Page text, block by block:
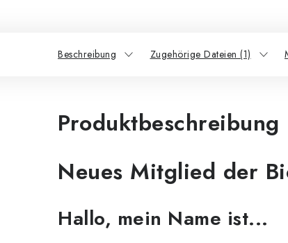
Beschreibung Zugehörige Dateien (1)
Produktbeschreibung
Neues Mitglied der
Hallo, mein Name ist...